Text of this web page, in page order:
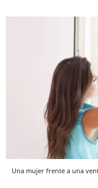
Una mujer frente a una